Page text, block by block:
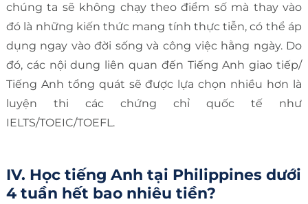
chúng ta sẽ không chạy theo điểm số mà thay vào
đó là những kiến thức mang tính thực tiễn, có thể áp
dụng ngay vào đời sống và công việc hằng ngày. Do
đó, các nội dung liên quan đến Tiếng Anh giao tiếp/
Tiếng Anh tổng quát sẽ được lựa chọn nhiều hơn là
luyện thi các chứng chỉ quốc tế như
IELTS/TOEIC/TOEFL.
IV. Học tiếng Anh tại Philippines dưới
4 tuần hết bao nhiêu tiền?